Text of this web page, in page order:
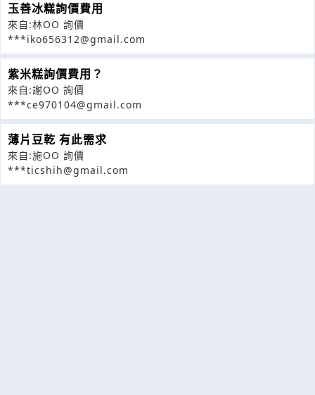
玉善冰糕詢價費用
來自:林OO 詢價
***iko656312@gmail.com
紫米糕詢價費用？
來自:謝OO 詢價
***ce970104@gmail.com
薄片豆乾 有此需求
來自:施OO 詢價
***ticshih@gmail.com